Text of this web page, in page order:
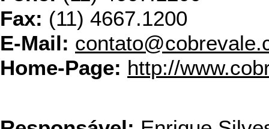
Fax: (11) 4667.1200
E-Mail:
Home-Page: http://